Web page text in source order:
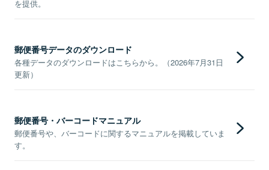
を提供。
郵便番号データのダウンロード
各種データのダウンロードはこちらから。（2026年7月31日
更新）
郵便番号・バーコードマニュアル
郵便番号や、バーコードに関するマニュアルを掲載していま
す。